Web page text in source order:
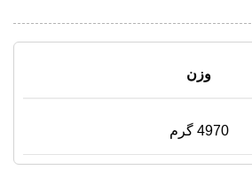
وزن
4970 گرم